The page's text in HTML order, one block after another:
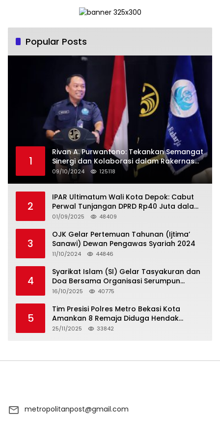
Popular Posts
1
Rivan A. Purwantono: Tekankan Semangat
Sinergi dan Kolaborasi dalam Rakernas
Serikat Pekerja Jasa Raharja
09/10/2024 125118
2
IPAR Ultimatum Wali Kota Depok: Cabut
Perwal Tunjangan DPRD Rp40 Juta dalam
5 Hari atau Hadapi Aksi Rakyat
01/09/2025 48409
3
OJK Gelar Pertemuan Tahunan (Ijtima’
Sanawi) Dewan Pengawas Syariah 2024
11/10/2024 44846
4
Syarikat Islam (SI) Gelar Tasyakuran dan
Doa Bersama Organisasi Serumpun
Syarikat Islam Doa
16/10/2025 40775
5
Tim Presisi Polres Metro Bekasi Kota
Amankan 8 Remaja Diduga Hendak
Tawuran
25/11/2025 33842
metropolitanpost@gmail.com